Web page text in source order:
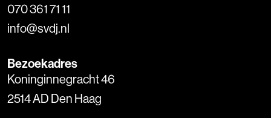
070 361 71 11
info@svdj.nl
Bezoekadres
Koninginnegracht 46
2514 AD Den Haag